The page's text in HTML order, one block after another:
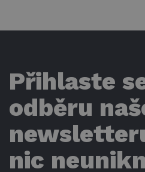
Přihlaste
odběru
nic